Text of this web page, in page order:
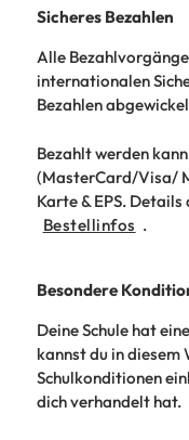
Sicheres Bezahlen
Alle
internationalen
Bezahlen
Bezahlt werden
(MasterCard/Visa/
Karte & EPS.
Bestellinfos .
Besondere
Deine Schule hat
kannst du in diesem
Schulkonditionen
dich verhandelt hat.